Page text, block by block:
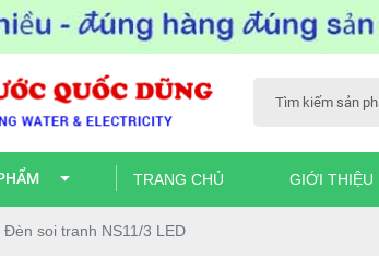
TRANG CHỦ GIỚI THIỆU
Đèn soi tranh NS11/3 LED